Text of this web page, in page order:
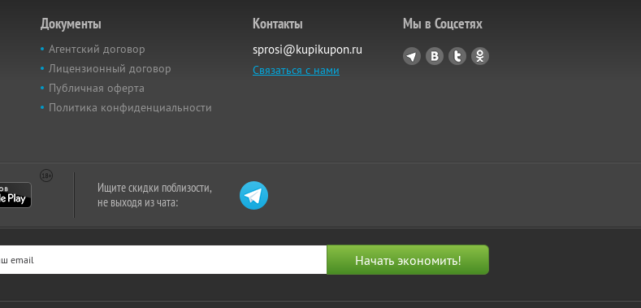
Документы
Агентский договор
Лицензионный договор
Публичная оферта
Политика конфиденциальности
Контакты
sprosi@kupikupon.ru
Связаться с нами
Мы в Соцсетях
Ищите скидки поблизости,
не выходя из чата: